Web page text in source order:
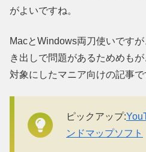
がよいですね。
MacとWindows両刀使いです
き出しで問題があるためめも
対象にしたマニア向けの記事で
ピックアップ:
ンドマップソフト